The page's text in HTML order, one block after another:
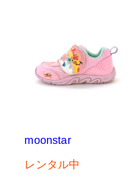
moonstar
レンタル中